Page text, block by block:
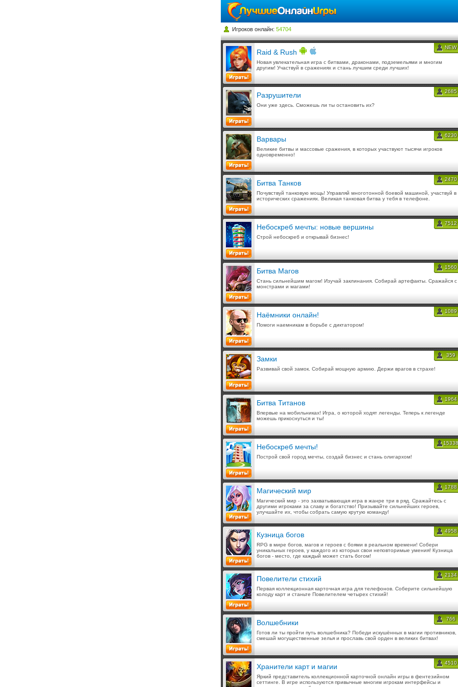
Игроков онлайн: 54704
NEW
Raid & Rush
Новая увлекательная игра с битвами, драконами, подземельями и многим
другим! Участвуй в сражениях и стань лучшим среди лучших!
2685
Разрушители
Они уже здесь. Сможешь ли ты остановить их?
6230
Варвары
Великие битвы и массовые сражения, в которых участвуют тысячи игроков
одновременно!
2470
Битва Танков
Почувствуй танковую мощь! Управляй многотонной боевой машиной, участвуй в
исторических сражениях. Великая танковая битва у тебя в телефоне.
7512
Небоскреб мечты: новые вершины
Строй небоскреб и открывай бизнес!
1560
Битва Магов
Стань сильнейшим магом! Изучай заклинания. Собирай артефакты. Сражайся с
монстрами и магами!
1089
Наёмники онлайн!
Помоги наемникам в борьбе с диктатором!
359
Замки
Развивай свой замок. Собирай мощную армию. Держи врагов в страхе!
1964
Битва Титанов
Впервые на мобильниках! Игра, о которой ходят легенды. Теперь к легенде
можешь прикоснуться и ты!
15338
Небоскреб мечты!
Построй свой город мечты, создай бизнес и стань олигархом!
1788
Магический мир
Магический мир - это захватывающая игра в жанре три в ряд. Сражайтесь с
другими игроками за славу и богатство! Призывайте сильнейших героев,
улучшайте их, чтобы собрать самую крутую команду!
4958
Кузница богов
RPG в мире богов, магов и героев с боями в реальном времени! Собери
уникальных героев, у каждого из которых свои неповторимые умения! Кузница
богов - место, где каждый может стать богом!
2134
Повелители стихий
Первая коллекционная карточная игра для телефонов. Соберите сильнейшую
колоду карт и станьте Повелителем четырех стихий!
766
Волшебники
Готов ли ты пройти путь волшебника? Победи искушённых в магии противников,
смешай могущественные зелья и прославь свой орден в великих битвах!
4510
Хранители карт и магии
Яркий представитель коллекционной карточной онлайн игры в фентезийном
сеттинге. В игре используются привычные многим игрокам интерфейсы и